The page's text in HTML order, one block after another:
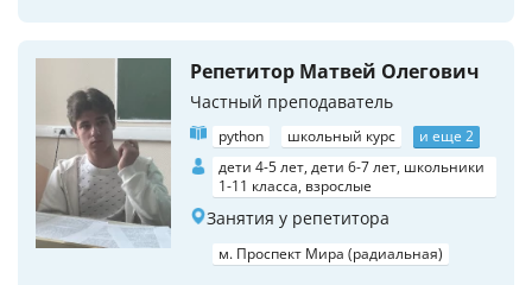
Репетитор Матвей Олегович
Частный преподаватель
python школьный курс
и еще 2
дети 4-5 лет, дети 6-7 лет, школьники
1-11 класса, взрослые
Занятия у репетитора
м. Проспект Мира (радиальная)